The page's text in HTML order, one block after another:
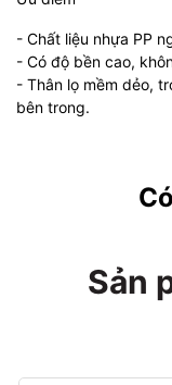
- Chất liệu nhựa PP
- Có độ bền cao,
- Thân lọ mềm dẻo,
bên trong.
Sản